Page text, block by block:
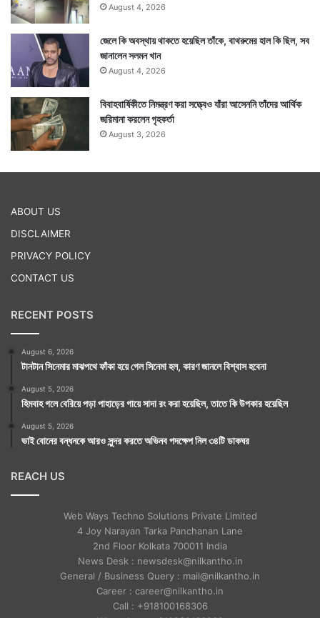
August 4, 2026
জেলে কি অবস্থায় থাকতে হয়েছিল তাঁকে, বাথরুমের হাল কি ছিল, সব
জানালেন সলমন খান
August 4, 2026
বিবাহবার্ষিকীতে নিমন্ত্রণ করা সত্ত্বেও যাঁরা আসেননি তাঁদের আর্থিক
জরিমানা করলেন গৃহকর্তা
August 3, 2026
ABOUT US
DISCLAIMER
PRIVACY POLICY
CONTACT US
RECENT POSTS
August 6, 2026
টানটান সিনেমার মাঝপথে ফাঁকা হয়ে গেল সিনেমা হল, কারণ জানলে বিশ্বাস হবেনা
August 5, 2026
হিমবাহ গলে বেরিয়ে পড়া পাহাড়ের গায়ে সাদা রং করা হয়েছিল, তাতে কি উপকার হয়েছিল
August 5, 2026
ভাই বোনের বন্ধনকে আরও সুন্দর করতে অভিনব পদক্ষেপ নিল ৩৪টি ডাকঘর
REACH US
Web Ways Techno Solutions Private Limited
4 Joy Narayan Tarka Panchanan Lane
2nd Floor Kolkata 700011 India
News Desk : newsdesk@nilkantho.in
General / Business Query : mail@nilkantho.in
Career : career@nilkantho.in
Call : +918100168306